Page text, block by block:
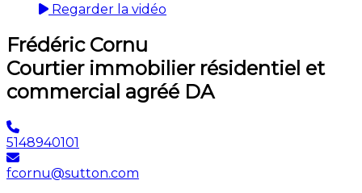
Regarder la vidéo
Frédéric Cornu
Courtier immobilier résidentiel et
commercial agréé DA
5148940101
fcornu@sutton.com